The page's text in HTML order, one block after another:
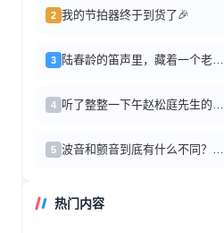
2 我的节拍器终于到货了🎉
3 陆春龄的笛声里，藏着一个老上海
4 听了整整一下午赵松庭先生的笛子作品，心情久久不能平复
5 波音和颤音到底有什么不同？别再傻傻分不清了
热门内容